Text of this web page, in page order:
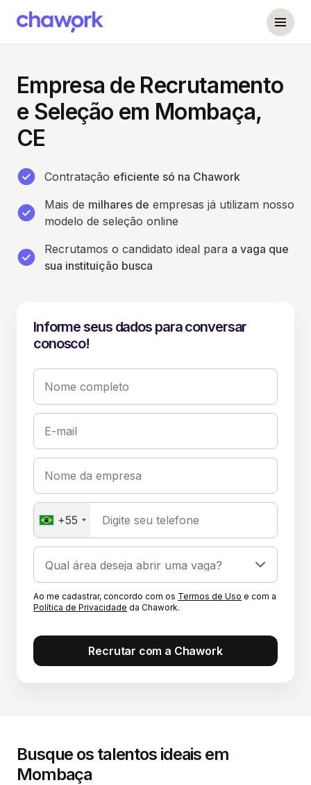
Empresa de Recrutamento
e Seleção em Mombaça,
CE
Contratação eficiente só na Chawork
Mais de milhares de empresas já utilizam nosso
modelo de seleção online
Recrutamos o candidato ideal para a vaga que
sua instituição busca
Informe seus dados para conversar
conosco!
Nome completo
E-mail
Nome da empresa
+55 Digite seu telefone
Ao me cadastrar, concordo com os Termos de Uso e com a
Política de Privacidade da Chawork.
Recrutar com a Chawork
Busque os talentos ideais em
Mombaça